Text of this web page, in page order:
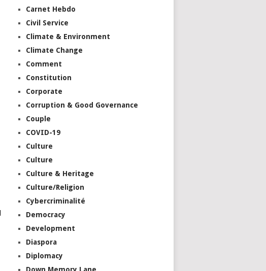
Carnet Hebdo
Civil Service
Climate & Environment
Climate Change
Comment
Constitution
Corporate
Corruption & Good Governance
Couple
COVID-19
Culture
Culture
Culture & Heritage
Culture/Religion
Cybercriminalité
Democracy
Development
Diaspora
Diplomacy
Down Memory Lane